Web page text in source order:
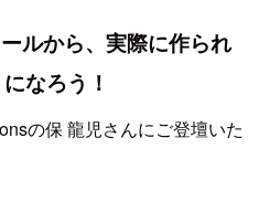
ルから、実際に作られ
なろう！
の保 龍児さんにご登壇いた